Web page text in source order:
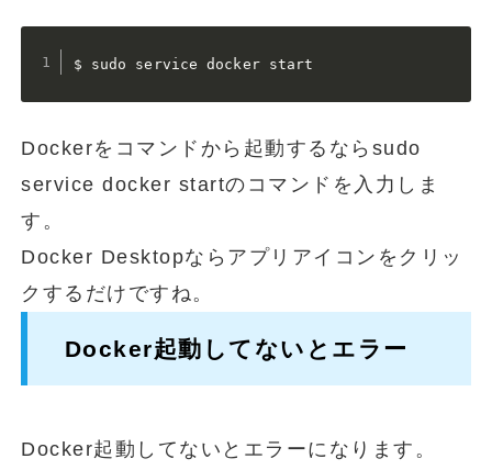
$ sudo service docker start
Dockerをコマンドから起動するならsudo
service docker startのコマンドを入力しま
す。
Docker Desktopならアプリアイコンをクリッ
クするだけですね。
Docker起動してないとエラー
Docker起動してないとエラーになります。